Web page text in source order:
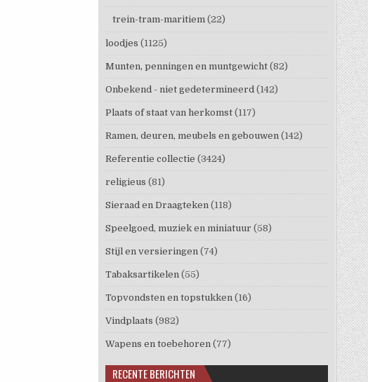
trein-tram-maritiem (22)
loodjes (1125)
Munten, penningen en muntgewicht (82)
Onbekend - niet gedetermineerd (142)
Plaats of staat van herkomst (117)
Ramen, deuren, meubels en gebouwen (142)
Referentie collectie (3424)
religieus (81)
Sieraad en Draagteken (118)
Speelgoed, muziek en miniatuur (58)
Stijl en versieringen (74)
Tabaksartikelen (55)
Topvondsten en topstukken (16)
Vindplaats (982)
Wapens en toebehoren (77)
RECENTE BERICHTEN